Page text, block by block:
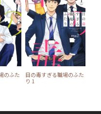
のふた
目の毒すぎる職場のふた
り 1